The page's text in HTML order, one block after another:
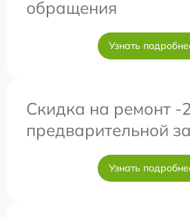
обращения
Узнать
Скидка на ремонт -
предварительной
Узнать